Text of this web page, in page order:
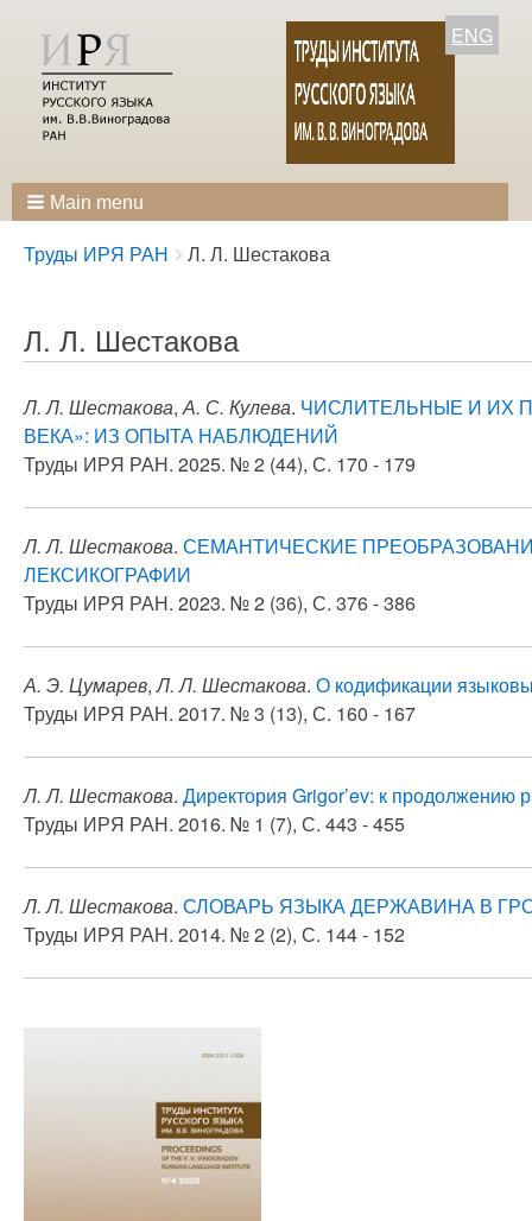
ENG
Main menu
Breadcrumbs
You
Труды ИРЯ РАН Л. Л. Шестакова
Л. Л. Шестакова
Л. Л. Шестакова,А. С. Кулева. ЧИСЛИТЕЛЬНЫЕ И ИХ
ВЕКА»: ИЗ ОПЫТА НАБЛЮДЕНИЙ
Труды ИРЯ РАН. 2025. № 2 (44), С. 170 - 179
Л. Л. Шестакова. СЕМАНТИЧЕСКИЕ
ЛЕКСИКОГРАФИИ
Труды ИРЯ РАН. 2023. № 2 (36), С. 376 - 386
А. Э. Цумарев,Л. Л. Шестакова. О кодификации
Труды ИРЯ РАН. 2017. № 3 (13), С. 160 - 167
Л. Л. Шестакова. Директория Grigor’ev: к продолжению
Труды ИРЯ РАН. 2016. № 1 (7), С. 443 - 455
Л. Л. Шестакова. СЛОВАРЬ ЯЗЫКА ДЕРЖАВИНА В
Труды ИРЯ РАН. 2014. № 2 (2), С. 144 - 152